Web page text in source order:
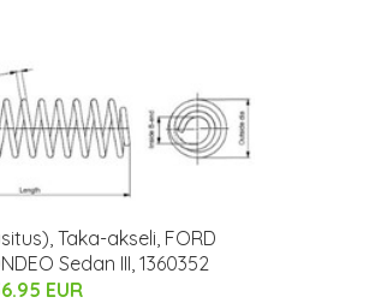
Taka-akseli, FORD
Sedan III, 1360352
EUR